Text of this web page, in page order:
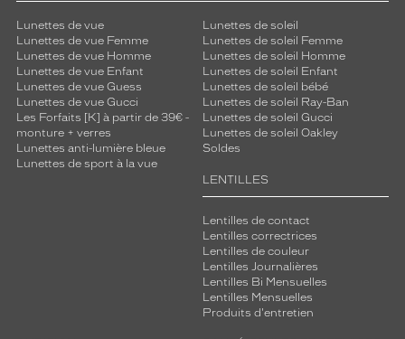
Lunettes de vue
Lunettes de vue Femme
Lunettes de vue Homme
Lunettes de vue Enfant
Lunettes de vue Guess
Lunettes de vue Gucci
Les Forfaits [K] à partir de 39€ -
monture + verres
Lunettes anti-lumière bleue
Lunettes de sport à la vue
Lunettes de soleil
Lunettes de soleil Femme
Lunettes de soleil Homme
Lunettes de soleil Enfant
Lunettes de soleil bébé
Lunettes de soleil Ray-Ban
Lunettes de soleil Gucci
Lunettes de soleil Oakley
Soldes
LENTILLES
Lentilles de contact
Lentilles correctrices
Lentilles de couleur
Lentilles Journalières
Lentilles Bi Mensuelles
Lentilles Mensuelles
Produits d'entretien